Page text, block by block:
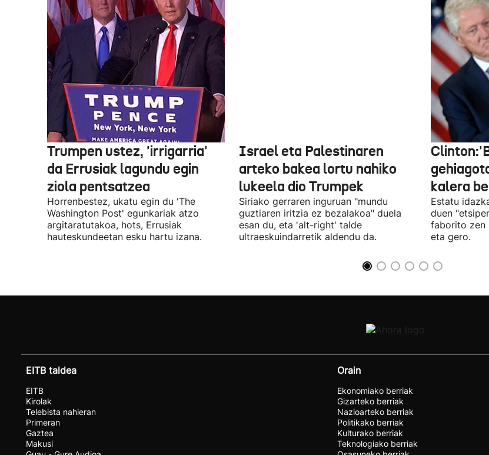
Trumpen ustez, 'irrigarria'
da Errusiak lagundu egin
ziola pentsatzea
Horrenbestez, ukatu egin du 'The
Washington Post' egunkariak atzo
argitaratutakoa, hots, Errusiak
hauteskundeetan esku hartu izana.
Israel eta Palestinaren
arteko bakea lortu nahiko
lukeela dio Trumpek
Siriako gerraren inguruan "mundu
guztiaren iritzia ez bezalakoa" duela
esan du, eta 'alt-right' talde
ultraeskuindarretik aldendu da.
kalera
Estatu
duen
faborito zen
eta gero.
EITB taldea
EITB
Kirolak
Telebista nahieran
Primeran
Gaztea
Makusi
Orain
Ekonomiako berriak
Gizarteko berriak
Nazioarteko berriak
Politikako berriak
Kulturako berriak
Teknologiako berriak